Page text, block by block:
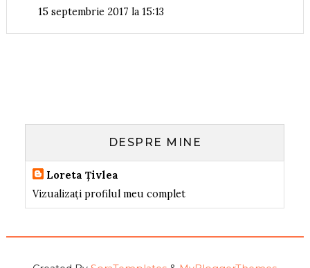
15 septembrie 2017 la 15:13
DESPRE MINE
Loreta Țivlea
Vizualizați profilul meu complet